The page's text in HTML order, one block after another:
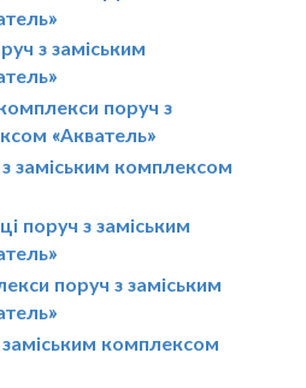
з заміським
поруч з
«Акватель»
заміським комплексом
поруч з заміським
поруч з заміським
комплексом